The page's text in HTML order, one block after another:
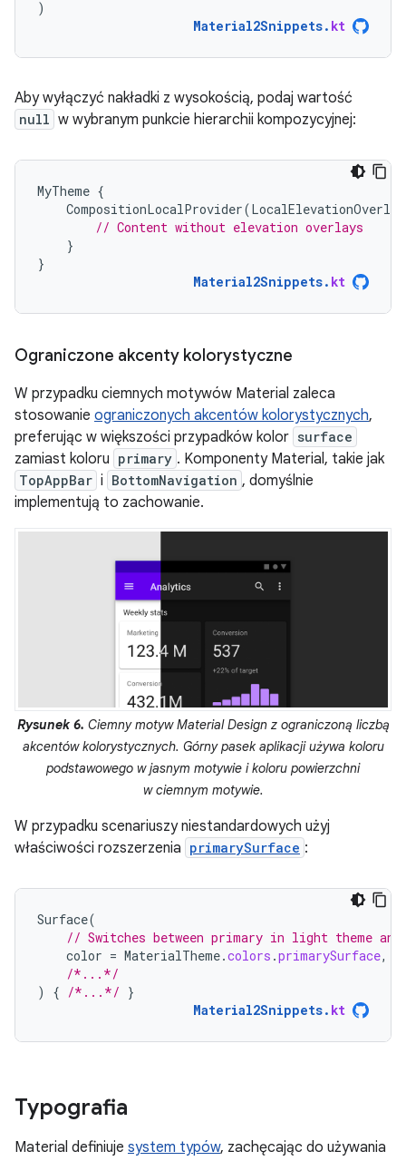
)
Material2Snippets. kt
Aby wyłączyć nakładki z wysokością, podaj wartość
null w wybranym punkcie hierarchii kompozycyjnej:
MyTheme {
CompositionLocalProvider(LocalElevationOverlay
// Content without elevation overlays
}
}
Material2Snippets. kt
Ograniczone akcenty kolorystyczne
W przypadku ciemnych motywów Material zaleca
stosowanie ograniczonych akcentów kolorystycznych,
preferując w większości przypadków kolor surface
zamiast koloru primary . Komponenty Material, takie jak
TopAppBar i BottomNavigation , domyślnie
implementują to zachowanie.
Rysunek 6. Ciemny motyw Material Design z ograniczoną liczbą
akcentów kolorystycznych. Górny pasek aplikacji używa koloru
podstawowego w jasnym motywie i koloru powierzchni
w ciemnym motywie.
W przypadku scenariuszy niestandardowych użyj
właściwości rozszerzenia primarySurface :
Surface(
// Switches between primary in light theme
color = MaterialTheme.colors .primarySurface,
/*...*/
)
{ /*...*/ }
Material2Snippets. kt
Typografia
Material definiuje system typów, zachęcając do używania